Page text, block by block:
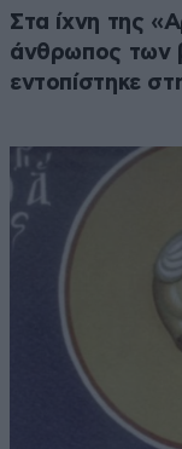
Στα ίχνη της
άνθρωπος των
εντοπίστηκε